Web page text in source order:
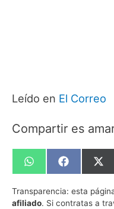
Leído en El Correo
Compartir es
Compartir
en
WhatsApp
Compartir
en
Facebook
en
X
Transparencia: esta
afiliado. Si contratas a